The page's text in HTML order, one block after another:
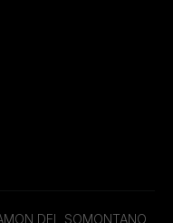
DEL SOMONTANO